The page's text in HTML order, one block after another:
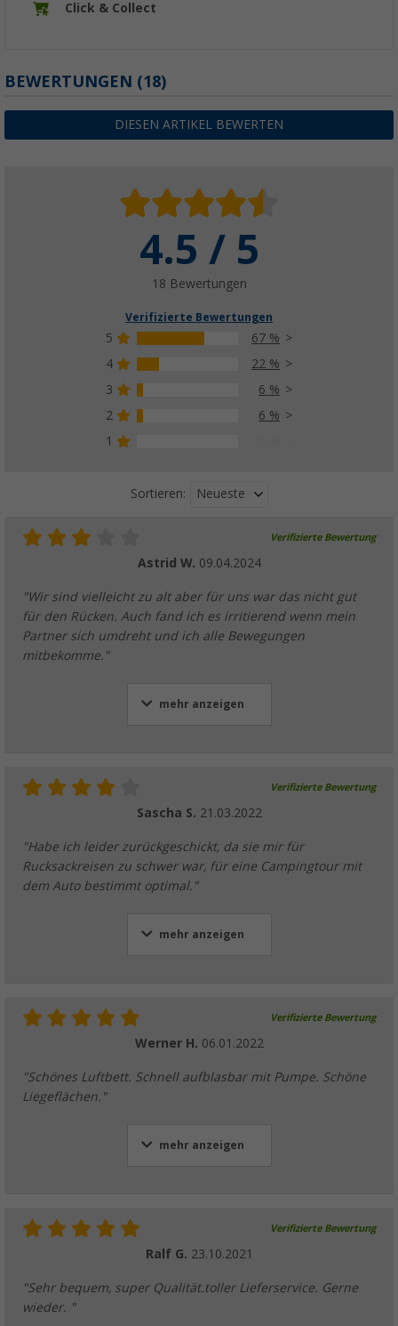
Click & Collect
BEWERTUNGEN (18)
DIESEN ARTIKEL BEWERTEN
4.5 / 5
18 Bewertungen
Verifizierte Bewertungen
5
67 %
4
22 %
3
6 %
2
6 %
1
Sortieren: Neueste
Verifizierte Bewertung
Astrid W. 09.04.2024
"Wir sind vielleicht zu alt aber für uns war das nicht gut
für den Rücken. Auch fand ich es irritierend wenn mein
Partner sich umdreht und ich alle Bewegungen
mitbekomme."
mehr anzeigen
Verifizierte Bewertung
Sascha S. 21.03.2022
"Habe ich leider zurückgeschickt, da sie mir für
Rucksackreisen zu schwer war, für eine Campingtour mit
dem Auto bestimmt optimal."
mehr anzeigen
Verifizierte Bewertung
Werner H. 06.01.2022
"Schönes Luftbett. Schnell aufblasbar mit Pumpe. Schöne
Liegeflächen."
mehr anzeigen
Verifizierte Bewertung
Ralf G. 23.10.2021
"Sehr bequem, super Qualität.toller Lieferservice. Gerne
wieder. "